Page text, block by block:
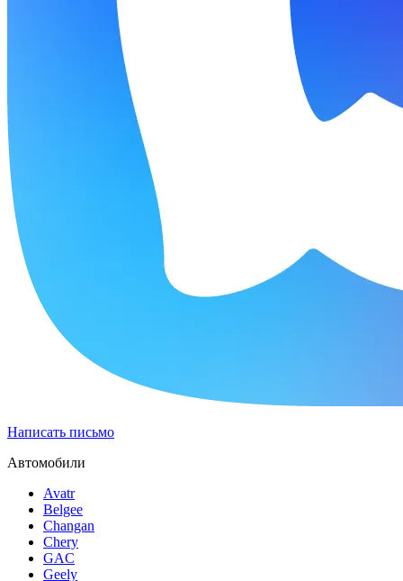
Написать письмо
Автомобили
Avatr
Belgee
Changan
Chery
GAC
Geely